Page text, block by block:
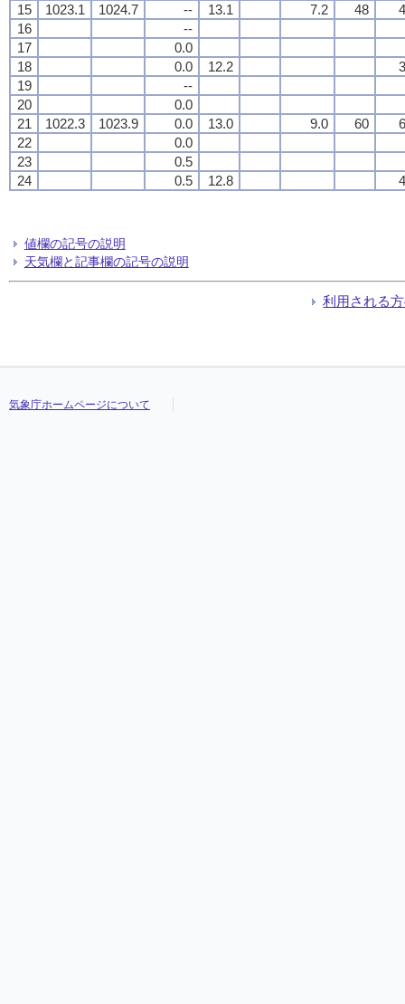
15
1023.1 1024.7 -- 13.1 7.2 48
16
--
17
0.0
18
0.0 12.2
19
--
20
0.0
21
1022.3 1023.9 0.0 13.0 9.0 60
22
0.0
23
0.5
24
0.5 12.8
値欄の記号の説明
天気欄と記事欄の記号の説明
利用される
気象庁ホームページについて